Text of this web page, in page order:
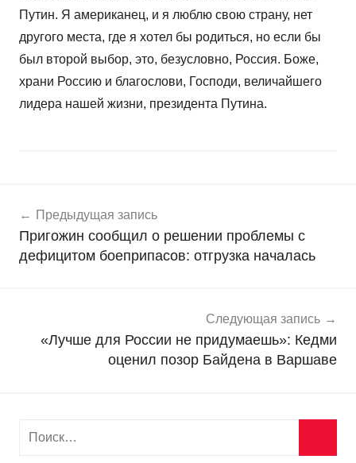
Путин. Я американец, и я люблю свою страну, нет
другого места, где я хотел бы родиться, но если бы
был второй выбор, это, безусловно, Россия. Боже,
храни Россию и благослови, Господи, величайшего
лидера нашей жизни, президента Путина.
о
в
о
по
записям
Предыдущая запись
Пригожин сообщил о решении проблемы с
дефицитом боеприпасов: отгрузка началась
Следующая запись
«Лучше для России не придумаешь»: Кедми
оценил позор Байдена в Варшаве